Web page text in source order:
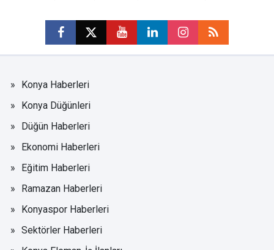
Konya Haberleri
Konya Düğünleri
Düğün Haberleri
Ekonomi Haberleri
Eğitim Haberleri
Ramazan Haberleri
Konyaspor Haberleri
Sektörler Haberleri